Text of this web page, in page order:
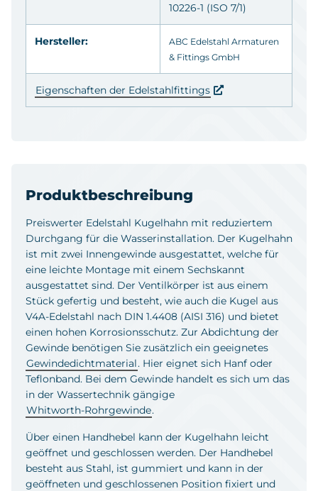
Produktbeschreibung
Preiswerter Edelstahl Kugelhahn mit reduziertem
Durchgang für die Wasserinstallation. Der Kugelhahn
ist mit zwei Innengewinde ausgestattet, welche für
eine leichte Montage mit einem Sechskannt
ausgestattet sind. Der Ventilkörper ist aus einem
Stück gefertig und besteht, wie auch die Kugel aus
V4A-Edelstahl nach DIN 1.4408 (AISI 316) und bietet
einen hohen Korrosionsschutz. Zur Abdichtung der
Gewinde benötigen Sie zusätzlich ein geeignetes
Gewindedichtmaterial. Hier eignet sich Hanf oder
Teflonband. Bei dem Gewinde handelt es sich um das
in der Wassertechnik gängige
Whitworth-Rohrgewinde.
Über einen Handhebel kann der Kugelhahn leicht
geöffnet und geschlossen werden. Der Handhebel
besteht aus Stahl, ist gummiert und kann in der
geöffneten und geschlossenen Position fixiert und
10226-1 (ISO 7/1)
Hersteller:
ABC Edelstahl Armaturen
& Fittings GmbH
Eigenschaften der Edelstahlfittings